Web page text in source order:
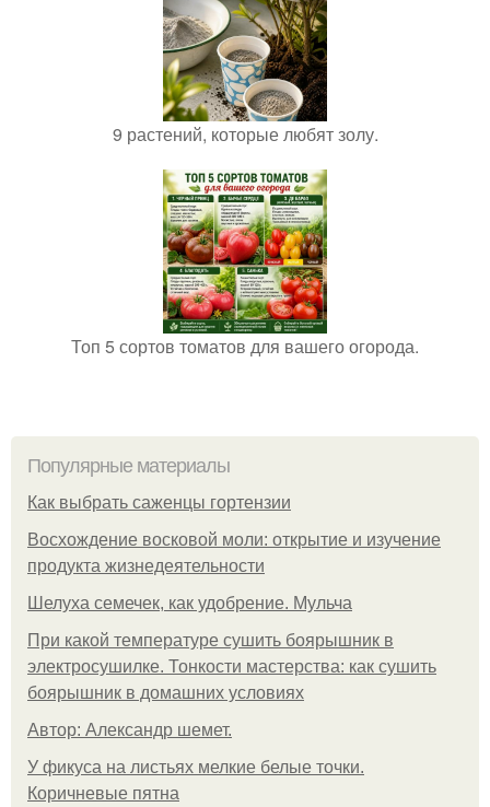
9 растений, которые любят золу.
Топ 5 сортов томатов для вашего огорода.
Популярные материалы
Как выбрать саженцы гортензии
Восхождение восковой моли: открытие и изучение
продукта жизнедеятельности
Шелуха семечек, как удобрение. Мульча
При какой температуре сушить боярышник в
электросушилке. Тонкости мастерства: как сушить
боярышник в домашних условиях
Автор: Александр шемет.
У фикуса на листьях мелкие белые точки.
Коричневые пятна